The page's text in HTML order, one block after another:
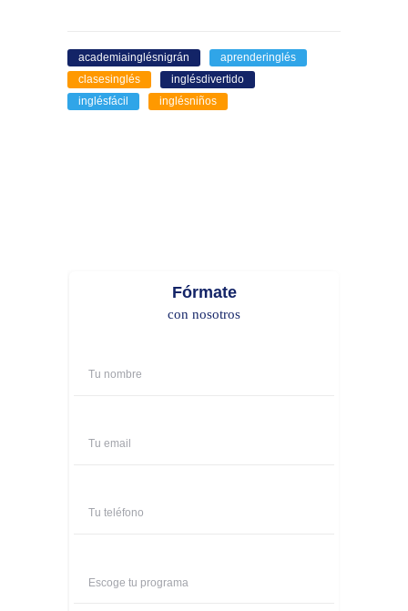
academiainglésnigrán
aprenderinglés
clasesinglés
inglésdivertido
inglésfácil
inglésniños
Fórmate
con nosotros